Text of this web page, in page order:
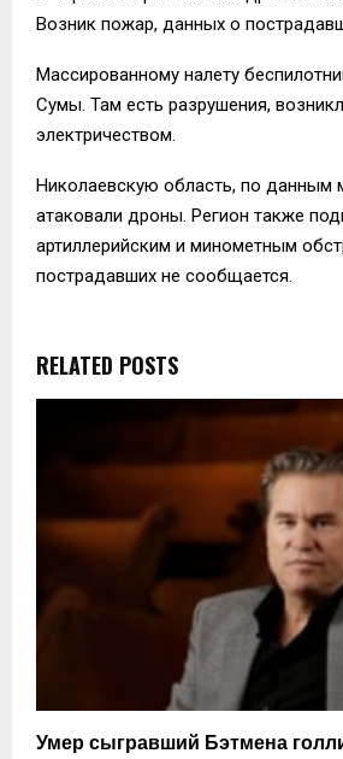
Возник пожар, данных о
Массированному налету
Сумы. Там есть разрушения,
электричеством.
Николаевскую область, по данным
атаковали дроны. Регион также
артиллерийским и минометным
пострадавших не сообщается.
RELATED POSTS
Умер сыгравший Бэтмена